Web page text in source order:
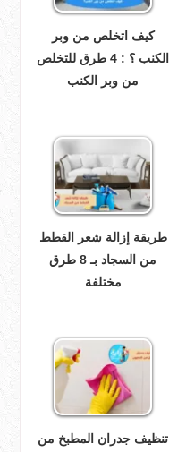
كيف اتخلص من وبر
الكنب ؟ : 4 طرق للتخلص
من وبر الكنب
طريقة إزالة شعر القطط
من السجاد بـ 8 طرق
مختلفة
تنظيف جدران المطبخ من